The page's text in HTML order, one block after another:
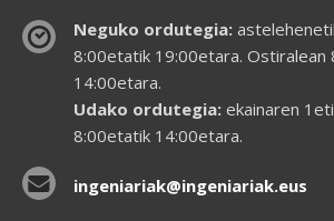
Neguko ordutegia:
8:00etatik 19:00etara. Ostiralean
14:00etara.
Udako ordutegia:ekainaren
8:00etatik 14:00etara.
ingeniariak@ingeniariak.eus